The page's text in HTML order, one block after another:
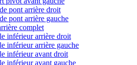
pont arrière droit
pont arrière gauche
complet
inférieur arrière droit
inférieur arrière gauche
inférieur avant droit
inférieur avant gauche